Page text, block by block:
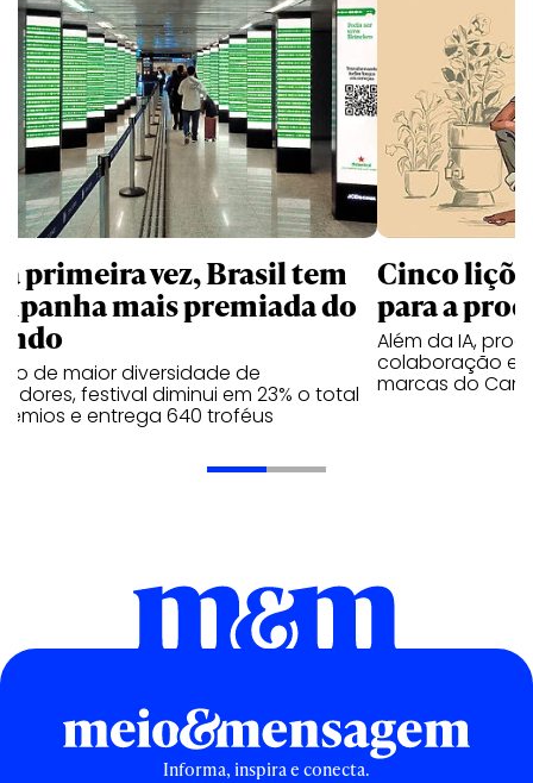
primeira vez, Brasil tem
mais premiada do
de maior diversidade de
festival diminui em 23% o total
e entrega 640 troféus
Cinco
para a
Além da IA,
colaboração e
marcas do
Informa, inspira e conecta.